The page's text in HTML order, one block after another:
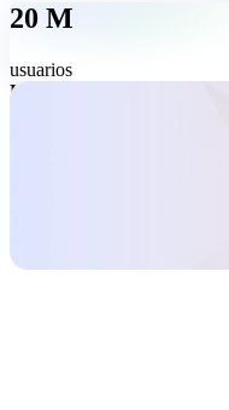
20 M
usuarios
Herramienta PDF todo en